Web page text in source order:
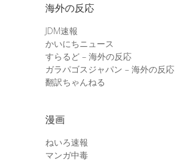
海外の反応
JDM速報
かいにちニュース
すらるど – 海外の反応
ガラパゴスジャパン – 海外の反応
翻訳ちゃんねる
漫画
ねいろ速報
マンガ中毒